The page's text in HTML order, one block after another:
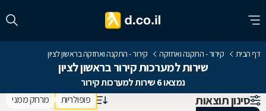
דף הבית קירור - התקנה ואחזקה קירור - התקנה ואחזקה בראשון לציון
שירות למערכות קירור בראשון לציון
נמצאו 6 שירות למערכות קירור
סינון תוצאות פופולריות מרחק ממני